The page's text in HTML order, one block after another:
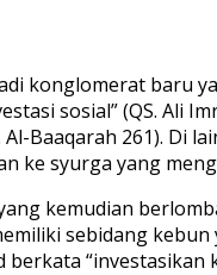
konglomerat baru
sosial” (QS. Ali
Baaqarah 261). Di
syurga yang
kemudian
sebidang